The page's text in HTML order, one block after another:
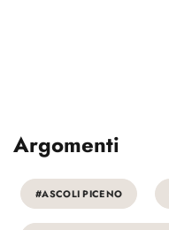
Argomenti
#ASCOLI PICENO